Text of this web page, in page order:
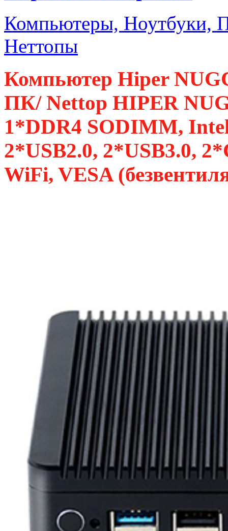
Компьютеры, Ноутбуки,
Неттопы
Компьютер Hiper
ПК/ Nettop HIPER
1*DDR4 SODIMM,
2*USB2.0, 2*USB3.0,
WiFi, VESA